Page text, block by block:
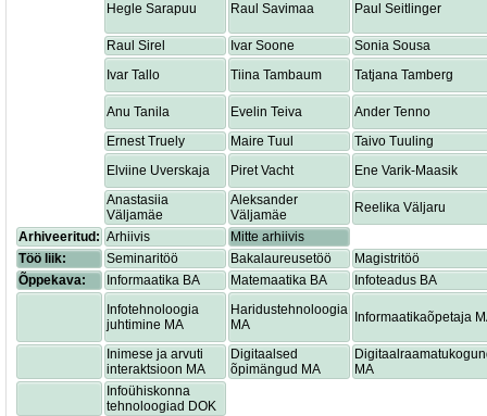
Hegle Sarapuu Raul Savimaa Paul Seitlinger
Raul Sirel Ivar Soone
Sonia Sousa
Ivar Tallo
Tiina Tambaum Tatjana Tamberg
Anu Tanila Evelin Teiva
Ander Tenno
Ernest Truely
Maire Tuul
Taivo Tuuling
Elviine Uverskaja
Piret Vacht
Ene Varik-Maasik
Anastasiia
Väljamäe
Aleksander
Väljamäe
Reelika Väljaru
Arhiveeritud: Arhiivis
Mitte arhiivis
Töö liik:
Seminaritöö Bakalaureusetöö
Magistritöö
Õppekava:
Informaatika BA Matemaatika BA
Infoteadus BA
Infotehnoloogia
juhtimine MA
Haridustehnoloogia
MA
Informaatikaõpetaja
Inimese ja arvuti
interaktsioon MA
Digitaalsed
õpimängud MA
MA
Infoühiskonna
tehnoloogiad DOK